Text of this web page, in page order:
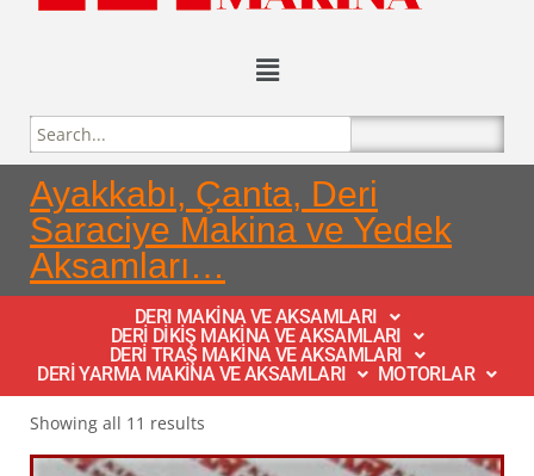
Ayakkabı, Çanta, Deri
Saraciye Makina ve Yedek
Aksamları…
DERI MAKİNA VE AKSAMLARI
DERİ DİKİŞ MAKİNA VE AKSAMLARI
DERİ TRAŞ MAKİNA VE AKSAMLARI
DERİ YARMA MAKİNA VE AKSAMLARI
MOTORLAR
Showing all 11 results